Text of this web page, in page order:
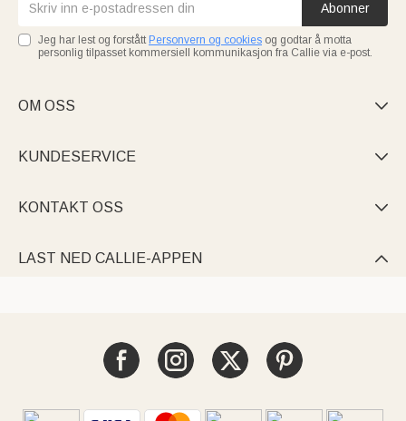
Abonner
Jeg har lest og forstått Personvern og cookies og godtar å motta
personlig tilpasset kommersiell kommunikasjon fra Callie via e-post.
OM OSS 
KUNDESERVICE 
KONTAKT OSS 
LAST NED CALLIE-APPEN 